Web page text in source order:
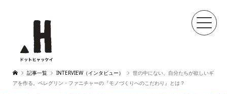
記事一覧 INTERVIEW（インタビュー）
世の中にない、自分たちが欲しいギ
アを作る。ペレグリン・ファニチャーの『モノづくりへのこだわり』とは？